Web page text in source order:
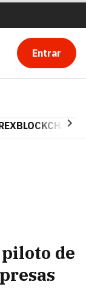
Entrar
BLOCKCHAIN
de